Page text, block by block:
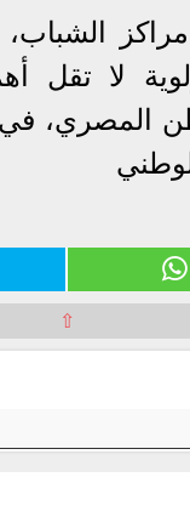
لا تقل
المصري،
⇧